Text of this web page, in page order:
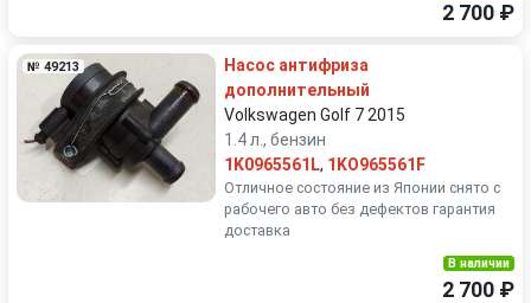
2 700 ₽
№ 49213
Насос антифриза
дополнительный
Volkswagen Golf 7 2015
1.4 л., бензин
1K0965561L, 1KO965561F
Отличное состояние из Японии снято с
рабочего авто без дефектов гарантия
доставка
В наличии
2 700 ₽